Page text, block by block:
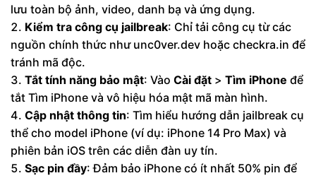
lưu toàn bộ ảnh, video, danh bạ và ứng dụng.
Kiểm tra công cụ jailbreak: Chỉ tải công cụ từ các
nguồn chính thức như unc0ver.dev hoặc checkra.in để
tránh mã độc.
Tắt tính năng bảo mật: Vào Cài đặt > Tìm iPhone để
tắt Tìm iPhone và vô hiệu hóa mật mã màn hình.
Cập nhật thông tin: Tìm hiểu hướng dẫn jailbreak cụ
thể cho model iPhone (ví dụ: iPhone 14 Pro Max) và
phiên bản iOS trên các diễn đàn uy tín.
Sạc pin đầy: Đảm bảo iPhone có ít nhất 50% pin để